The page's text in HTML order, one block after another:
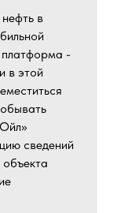
в
-
в этой
сведений